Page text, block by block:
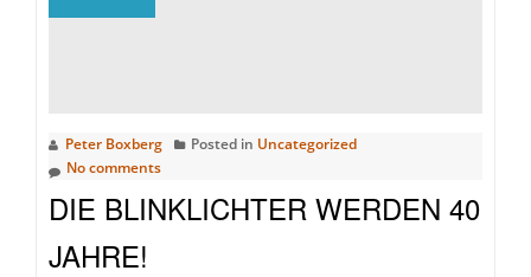
Peter Boxberg Posted in Uncategorized
No comments
DIE BLINKLICHTER WERDEN 40
JAHRE!